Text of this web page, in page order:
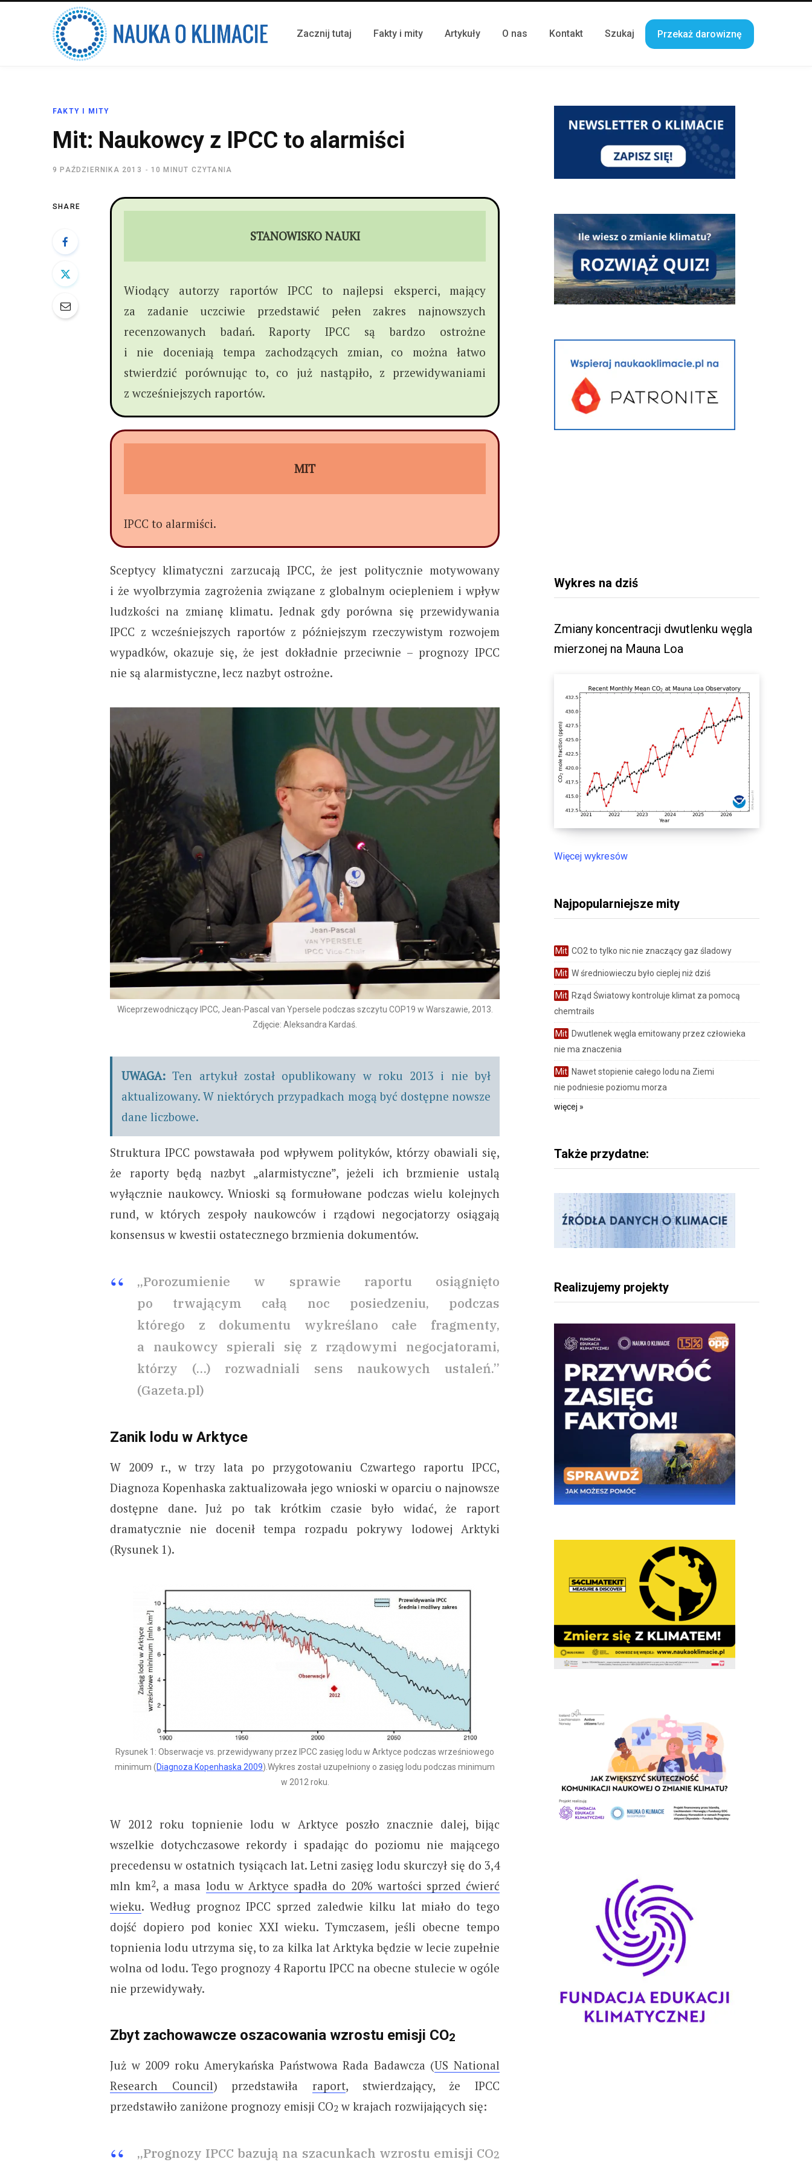
Zacznij tutaj Fakty i mity Artykuły O nas Kontakt Szukaj Przekaż darowiznę
FAKTY I MITY
Mit: Naukowcy z IPCC to alarmiści
9 PAŹDZIERNIKA 2013 10 MINUT CZYTANIA
SHARE
STANOWISKO NAUKI
Wiodący autorzy raportów IPCC to najlepsi eksperci, mający
za zadanie uczciwie przedstawić pełen zakres najnowszych
recenzowanych badań. Raporty IPCC są bardzo ostrożne
i nie doceniają tempa zachodzących zmian, co można łatwo
stwierdzić porównując to, co już nastąpiło, z przewidywaniami
z wcześniejszych raportów.
MIT
IPCC to alarmiści.
Sceptycy klimatyczni zarzucają IPCC, że jest politycznie motywowany
i że wyolbrzymia zagrożenia związane z globalnym ociepleniem i wpływ
ludzkości na zmianę klimatu. Jednak gdy porówna się przewidywania
IPCC z wcześniejszych raportów z późniejszym rzeczywistym rozwojem
wypadków, okazuje się, że jest dokładnie przeciwnie – prognozy IPCC
nie są alarmistyczne, lecz nazbyt ostrożne.
Wiceprzewodniczący IPCC, Jean-Pascal van Ypersele podczas szczytu COP19 w Warszawie, 2013.
Zdjęcie: Aleksandra Kardaś.
UWAGA:Ten artykuł został opublikowany w roku 2013 i nie był
aktualizowany. W niektórych przypadkach mogą być dostępne nowsze
dane liczbowe.
Struktura IPCC powstawała pod wpływem polityków, którzy obawiali się,
że raporty będą nazbyt „alarmistyczne”, jeżeli ich brzmienie ustalą
wyłącznie naukowcy. Wnioski są formułowane podczas wielu kolejnych
rund, w których zespoły naukowców i rządowi negocjatorzy osiągają
konsensus w kwestii ostatecznego brzmienia dokumentów.
„Porozumienie w sprawie raportu osiągnięto
po trwającym całą noc posiedzeniu, podczas
którego z dokumentu wykreślano całe fragmenty,
a naukowcy spierali się z rządowymi negocjatorami,
którzy (…) rozwadniali sens naukowych ustaleń.”
(Gazeta.pl)
Zanik lodu w Arktyce
W 2009 r., w trzy lata po przygotowaniu Czwartego raportu IPCC,
Diagnoza Kopenhaska zaktualizowała jego wnioski w oparciu o najnowsze
dostępne dane. Już po tak krótkim czasie było widać, że raport
dramatycznie nie docenił tempa rozpadu pokrywy lodowej Arktyki
(Rysunek 1).
Rysunek 1: Obserwacje vs. przewidywany przez IPCC zasięg lodu w Arktyce podczas wrześniowego
minimum (Diagnoza Kopenhaska 2009).Wykres został uzupełniony o zasięg lodu podczas minimum
w 2012 roku.
W 2012 roku topnienie lodu w Arktyce poszło znacznie dalej, bijąc
wszelkie dotychczasowe rekordy i spadając do poziomu nie mającego
precedensu w ostatnich tysiącach lat. Letni zasięg lodu skurczył się do 3,4
mln km2, a masa lodu w Arktyce spadła do 20% wartości sprzed ćwierć
wieku. Według prognoz IPCC sprzed zaledwie kilku lat miało do tego
dojść dopiero pod koniec XXI wieku. Tymczasem, jeśli obecne tempo
topnienia lodu utrzyma się, to za kilka lat Arktyka będzie w lecie zupełnie
wolna od lodu. Tego prognozy 4 Raportu IPCC na obecne stulecie w ogóle
nie przewidywały.
Zbyt zachowawcze oszacowania wzrostu emisji CO2
Już w 2009 roku Amerykańska Państwowa Rada Badawcza (US National
Research Council) przedstawiła raport, stwierdzający, że IPCC
przedstawiło zaniżone prognozy emisji CO2 w krajach rozwijających się:
„Prognozy IPCC bazują na szacunkach wzrostu emisji CO2
Wykres na dziś
Zmiany koncentracji dwutlenku węgla
mierzonej na Mauna Loa
Więcej wykresów
Najpopularniejsze mity
Mit CO2 to tylko nic nie znaczący gaz śladowy
Mit W średniowieczu było cieplej niż dziś
Mit Rząd Światowy kontroluje klimat za pomocą
chemtrails
Mit Dwutlenek węgla emitowany przez człowieka
nie ma znaczenia
Mit Nawet stopienie całego lodu na Ziemi
nie podniesie poziomu morza
więcej »
Także przydatne:
Realizujemy projekty